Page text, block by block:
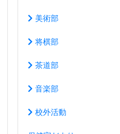
美術部
将棋部
茶道部
音楽部
校外活動